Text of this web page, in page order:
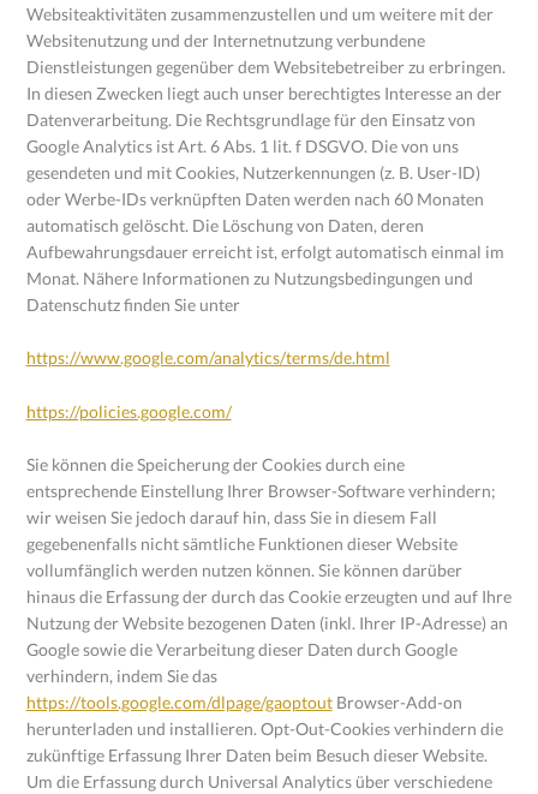
Websiteaktivitäten zusammenzustellen und um weitere mit der
Websitenutzung und der Internetnutzung verbundene
Dienstleistungen gegenüber dem Websitebetreiber zu erbringen.
In diesen Zwecken liegt auch unser berechtigtes Interesse an der
Datenverarbeitung. Die Rechtsgrundlage für den Einsatz von
Google Analytics ist Art. 6 Abs. 1 lit. f DSGVO. Die von uns
gesendeten und mit Cookies, Nutzerkennungen (z. B. User-ID)
oder Werbe-IDs verknüpften Daten werden nach 60 Monaten
automatisch gelöscht. Die Löschung von Daten, deren
Aufbewahrungsdauer erreicht ist, erfolgt automatisch einmal im
Monat. Nähere Informationen zu Nutzungsbedingungen und
Datenschutz finden Sie unter
https://www.google.com/analytics/terms/de.html
https://policies.google.com/
Sie können die Speicherung der Cookies durch eine
entsprechende Einstellung Ihrer Browser-Software verhindern;
wir weisen Sie jedoch darauf hin, dass Sie in diesem Fall
gegebenenfalls nicht sämtliche Funktionen dieser Website
vollumfänglich werden nutzen können. Sie können darüber
hinaus die Erfassung der durch das Cookie erzeugten und auf Ihre
Nutzung der Website bezogenen Daten (inkl. Ihrer IP-Adresse) an
Google sowie die Verarbeitung dieser Daten durch Google
verhindern, indem Sie das
https://tools.google.com/dlpage/gaoptoutBrowser-Add-on
herunterladen und installieren. Opt-Out-Cookies verhindern die
zukünftige Erfassung Ihrer Daten beim Besuch dieser Website.
Um die Erfassung durch Universal Analytics über verschiedene